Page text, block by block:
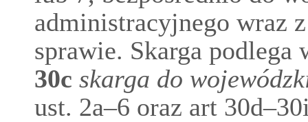
administracyjnego wraz
sprawie. Skarga podlega
30c skarga do
ust. 2a–6 oraz art